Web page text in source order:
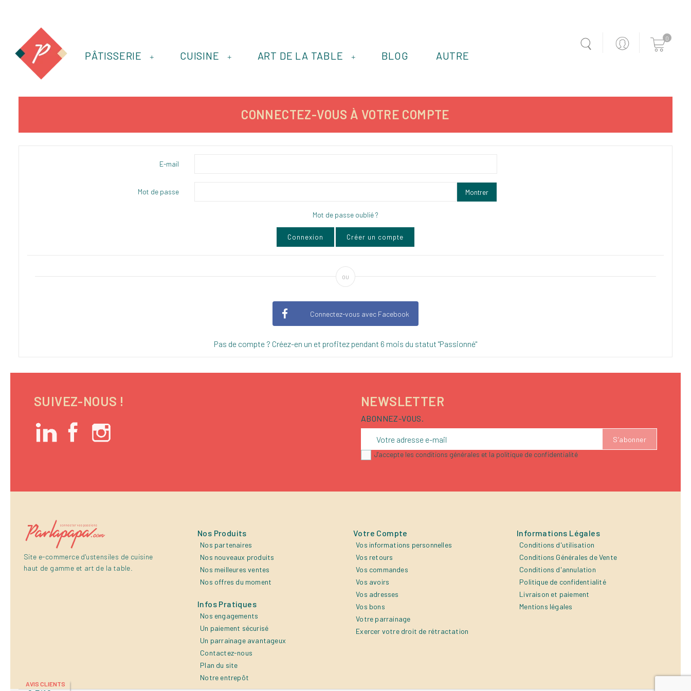
0
+
PÂTISSERIE +
CUISINE +
ART DE LA TABLE BLOG AUTRE
CONNECTEZ-VOUS À VOTRE COMPTE
E-mail
Mot de passe Montrer
Mot de passe oublié ?
Connexion Créer un compte
ou
Connectez-vous avec Facebook
Pas de compte ? Créez-en un et profitez pendant 6 mois du statut "Passionné"
SUIVEZ-NOUS ! NEWSLETTER
ABONNEZ-VOUS.
J'accepte les conditions générales et la politique de confidentialité
Site e-commerce d'ustensiles de cuisine
haut de gamme et art de la table.
Nos Produits
Nos partenaires
Nos nouveaux produits
Nos meilleures ventes
Nos offres du moment
Infos Pratiques
Nos engagements
Un paiement sécurisé
Un parrainage avantageux
Contactez-nous
Plan du site
Notre entrepôt
Votre Compte
Vos informations personnelles
Vos retours
Vos commandes
Vos avoirs
Vos adresses
Vos bons
Votre parrainage
Exercer votre droit de rétractation
Informations Légales
Conditions d'utilisation
Conditions Générales de Vente
Conditions d'annulation
Politique de confidentialité
Livraison et paiement
Mentions légales
AVIS CLIENTS